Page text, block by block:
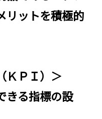
リットを積極的
ＫＰＩ）＞
きる指標の設